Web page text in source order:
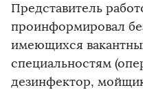
Представитель
проинформировал
имеющихся
специальностям
дезинфектор,